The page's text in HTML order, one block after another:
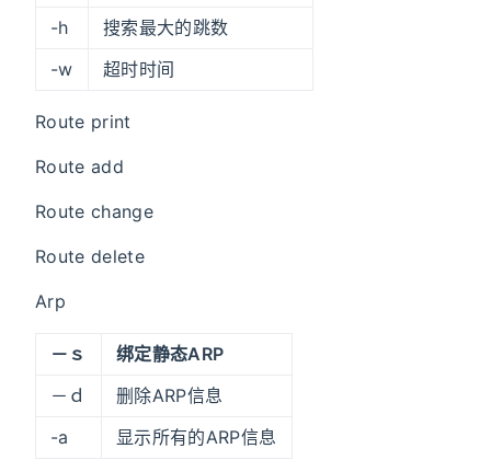
-h
搜索最大的跳数
-w
超时时间
Route print
Route add
Route change
Route delete
Arp
－ｓ
绑定静态ARP
－ｄ
删除ARP信息
-a
显示所有的ARP信息